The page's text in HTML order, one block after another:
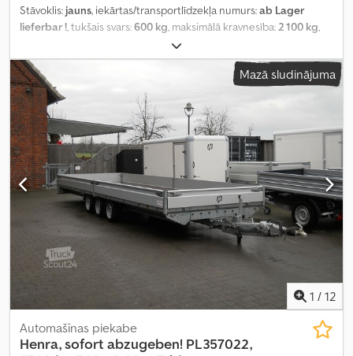
Stāvoklis: jauns, iekārtas/transportlīdzekļa numurs:ab Lager
lieferbar !, tukšais svars:600 kg, maksimālā kravnesība:2 100 kg,
, asu konfigurācija:
garums:3 510 mm, iekraušanas vietas platums:1 850 mm,
iekraušanas telpas augstums:
, riepas izmērs:185/60 R12
C, schwarze Felgen
, riteņu bāze:
Ražošanas gads:
, Aprīkojums: augšupielādētājs
Mazā sludinājuma
1 / 12
Automašīnas piekabe
Henra, sofort abzugeben! PL357022,